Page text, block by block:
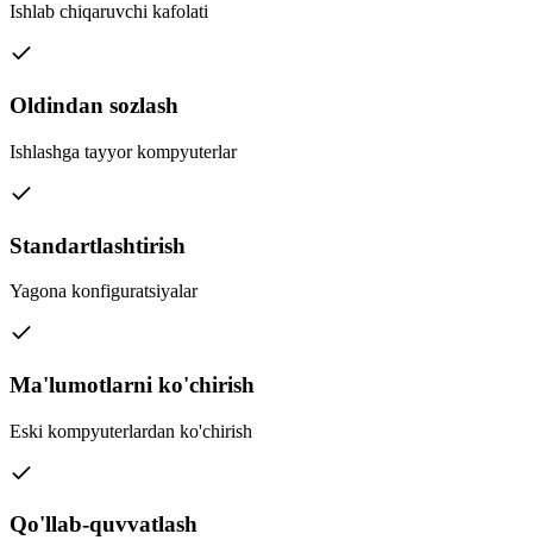
Ishlab chiqaruvchi kafolati
Oldindan sozlash
Ishlashga tayyor kompyuterlar
Standartlashtirish
Yagona konfiguratsiyalar
Ma'lumotlarni ko'chirish
Eski kompyuterlardan ko'chirish
Qo'llab-quvvatlash